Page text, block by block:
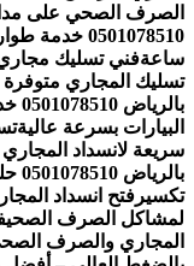
الصرف الصحي على
ساعة
تسليك المجاري متوفرة على
البيارات بسرعة عالية
سريعة لانسداد المجاري
تكسير
لمشاكل الصرف الصحي
المجاري والصرف الصحي